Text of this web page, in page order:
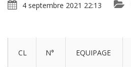
4 septembre 2021 22:13
CL N° EQUIPAGE